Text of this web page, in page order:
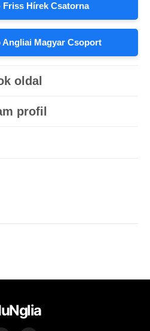
Friss Hírek Csatorna
Angliai Magyar Csoport
oldal
profil